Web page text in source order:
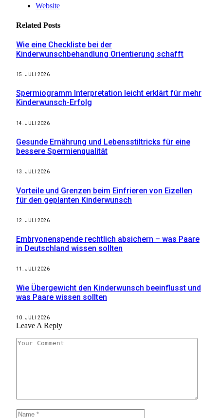
Website
Related Posts
Wie eine Checkliste bei der
Kinderwunschbehandlung Orientierung schafft
15. JULI 2026
Spermiogramm Interpretation leicht erklärt für mehr
Kinderwunsch-Erfolg
14. JULI 2026
Gesunde Ernährung und Lebensstiltricks für eine
bessere Spermienqualität
13. JULI 2026
Vorteile und Grenzen beim Einfrieren von Eizellen
für den geplanten Kinderwunsch
12. JULI 2026
Embryonenspende rechtlich absichern – was Paare
in Deutschland wissen sollten
11. JULI 2026
Wie Übergewicht den Kinderwunsch beeinflusst und
was Paare wissen sollten
10. JULI 2026
Leave A Reply